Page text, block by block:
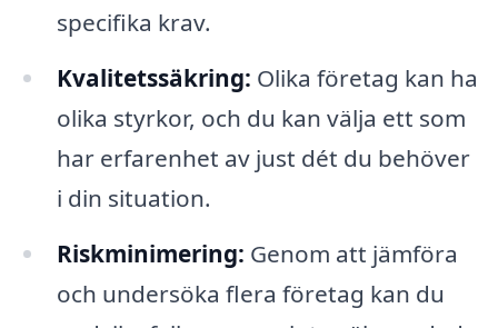
specifika krav.
Kvalitetssäkring: Olika företag kan ha
olika styrkor, och du kan välja ett som
har erfarenhet av just dét du behöver
i din situation.
Riskminimering: Genom att jämföra
och undersöka flera företag kan du